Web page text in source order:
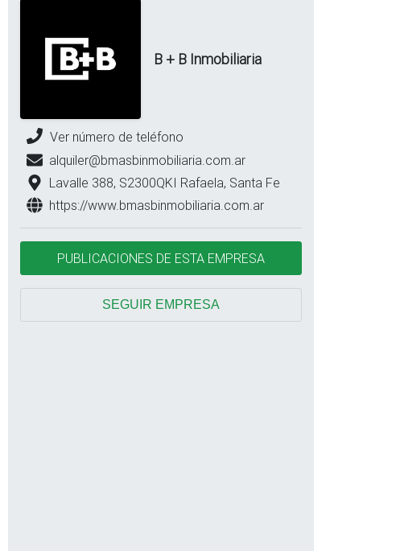
B + B Inmobiliaria
Ver número de teléfono
alquiler@bmasbinmobiliaria.com.ar
Lavalle 388, S2300QKI Rafaela, Santa Fe
https://www.bmasbinmobiliaria.com.ar
PUBLICACIONES DE ESTA EMPRESA
SEGUIR EMPRESA